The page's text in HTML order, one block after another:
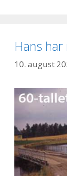
Hans
10. august